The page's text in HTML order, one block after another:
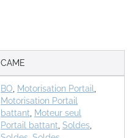
CAME
BO, Motorisation Portail,
Motorisation Portail
battant, Moteur seul
Portail battant, Soldes,